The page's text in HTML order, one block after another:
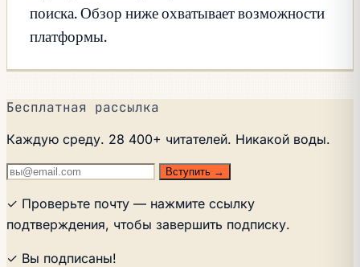
поиска. Обзор ниже охватывает возможности
платформы.
Бесплатная рассылка
Каждую среду. 28 400+ читателей. Никакой воды.
Вступить →
✓ Проверьте почту — нажмите ссылку
подтверждения, чтобы завершить подписку.
✓ Вы подписаны!